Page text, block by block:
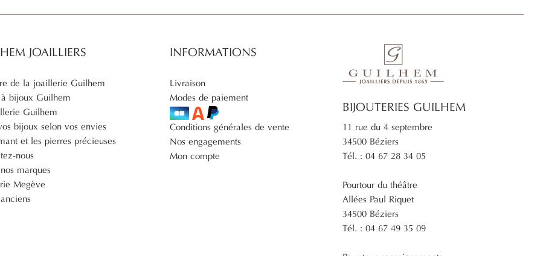
JOAILLIERS
de la joaillerie Guilhem
bijoux Guilhem
Guilhem
bijoux selon vos envies
et les pierres précieuses
nous
marques
Megève
INFORMATIONS
Livraison
Modes de paiement
Conditions générales de vente
Nos engagements
Mon compte
BIJOUTERIES GUILHEM
11 rue du 4 septembre
34500 Béziers
Tél. : 04 67 28 34 05
Pourtour du théâtre
Allées Paul Riquet
34500 Béziers
Tél. : 04 67 49 35 09